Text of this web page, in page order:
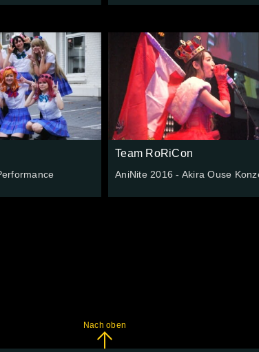
Team RoRiCon
AniNite 2016 - Akira Ouse
Nach oben